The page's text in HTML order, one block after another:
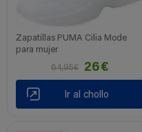
Zapatillas PUMA Cilia Mode
para mujer
64,95€
26€
Ir al chollo